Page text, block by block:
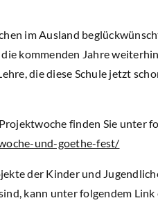
im Ausland
kommenden Jahre
die diese Schule jetzt
finden Sie unter
und-goethe-fest/
der Kinder und
kann unter folgendem Link